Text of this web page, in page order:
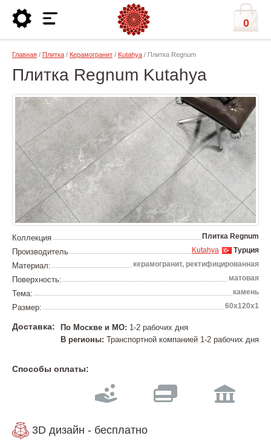
0
Главная / Плитка / Керамогранит / Kutahya / Плитка Regnum
Плитка Regnum Kutahya
Коллекция Плитка Regnum
Производитель Турция
Kutahya
Материал: керамогранит, ректифицированная
Поверхность: матовая
Тема: камень
Размер: 60х120х1
Доставка: По Москве и МО: 1-2 рабочих дня
В регионы: Транспортной компанией 1-2 рабочих дня
Способы оплаты:
3D дизайн - бесплатно